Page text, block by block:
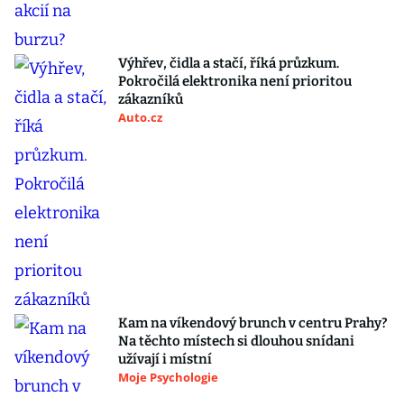
Výhřev, čidla a stačí, říká průzkum.
Pokročilá elektronika není prioritou
zákazníků
Auto.cz
Kam na víkendový brunch v centru Prahy?
Na těchto místech si dlouhou snídani
užívají i místní
Moje Psychologie